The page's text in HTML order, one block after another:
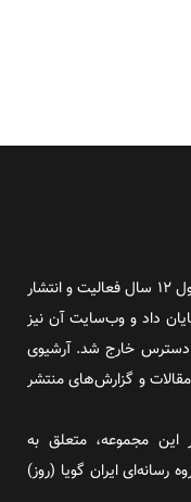
روز آنلاین روزنامه‌ای اینترنتی بود که پس از طول ۱۲ سال فعالیت و انتشار
فعالیت خود پایان داد و وب‌سایت آن نیز
دسترس خارج شد. آرشیوی
و گزارش‌های منتشر
مجموعه، متعلق به
رسانه‌ای ایران گویا (روز)